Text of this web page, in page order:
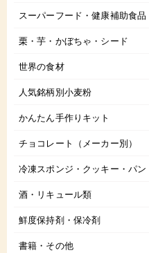
スーパーフード・健康補助食品
栗・芋・かぼちゃ・シード
世界の食材
人気銘柄別小麦粉
かんたん手作りキット
チョコレート（メーカー別）
冷凍スポンジ・クッキー・パン
酒・リキュール類
鮮度保持剤・保冷剤
書籍・その他